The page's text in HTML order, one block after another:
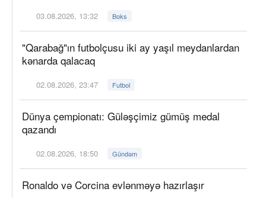
03.08.2026, 13:32 Boks
"Qarabağ"ın futbolçusu iki ay yaşıl meydanlardan
kənarda qalacaq
02.08.2026, 23:47 Futbol
Dünya çempionatı: Güləşçimiz gümüş medal
qazandı
02.08.2026, 18:50 Gündəm
Ronaldo və Corcina evlənməyə hazırlaşır